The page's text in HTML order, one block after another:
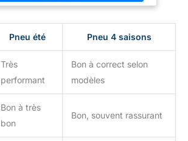
Pneu été Pneu 4 saisons
Très
performant
Bon à correct selon
modèles
Bon à très
bon
Bon, souvent rassurant